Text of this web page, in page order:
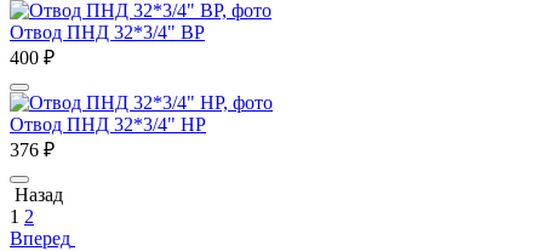
Отвод ПНД 32*3/4" ВР
400 ₽
Отвод ПНД 32*3/4" НР
376 ₽
Назад
1 2
Вперед